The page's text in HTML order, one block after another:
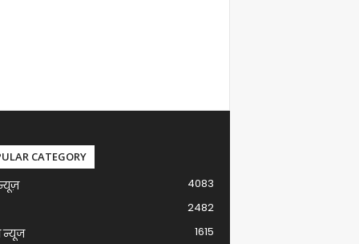
CATEGORY
4083
2482
न्यूज
1615